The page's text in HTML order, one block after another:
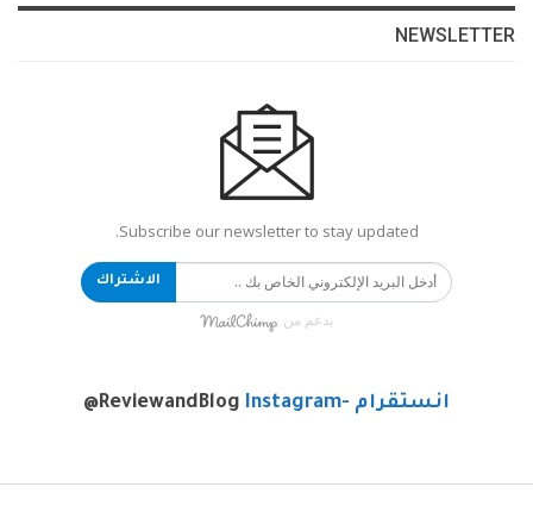
NEWSLETTER
Subscribe our newsletter to stay updated.
الاشتراك
بدعم من
انستقرام -Instagram @ReviewandBlog